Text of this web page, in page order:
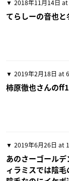
2018年11月14日 at
てらしーの音也と
2019年2月18日 at
柿原徹也さんの
2019年6月26日 at
あのさーゴール
ィラミスでは陰毛